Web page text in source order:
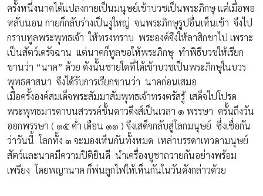
ครั้งหนึ่งนาคได้แปลงกายเป็นมนุษย์เข้าบวชเป็นพระภิกษุ แต่เมื่อพอ
หลับนอน กายก็กลับร่างเป็นงูใหญ่ จนพระภิกษุรูปอื่นเห็นเข้า จึงไป
กราบทูลพระพุทธเจ้า ให้ทรงทราบ พระองค์จึงให้ลาสิกขาไป เพราะ
เป็นสัตว์เดรัจฉาน แต่นาคก็ทูลขอให้พระภิกษุ ทำพิธีบวชให้เรียก
ขานว่า “นาค” ด้วย ดังนั้นชายใดที่ได้เข้าบวชเป็นพระภิกษุในบวร
พุทธศาสนา จึงได้รับการเรียกขานว่า นาคก่อนเสมอ
เมื่อครั้งองค์สมเด็จพระสัมมาสัมพุทธเจ้าทรงตรัสรู้ เสด็จไปโปรด
พระพุทธมารดาบนสวรรค์ชั้นดาวดึงส์เป็นเวลา ๑ พรรษา ครั้นถึงวัน
ออกพรรษา ( ๑๕ ค่ำ เดือน ๑๑ ) จึงเสด็จกลับสู่โลกมนุษย์ ซึ่งเชื่อกัน
ว่าวันนี้ โลกทั้ง ๓ จะมองเห็นกันทั้งหมด เหล่าบรรดาเทวดามนุษย์
สัตว์และนาคมีความปิติยินดี นำเครื่องบูชาถวายกันอย่างพร้อม
เพรียง โดยพญานาค ก็พ่นลูกไฟให้เห็นกันในวันดังกล่าวด้วย